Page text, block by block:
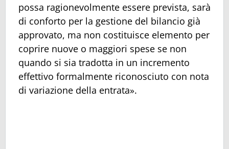
possa ragionevolmente essere prevista, sarà
di conforto per la gestione del bilancio già
approvato, ma non costituisce elemento per
coprire nuove o maggiori spese se non
quando si sia tradotta in un incremento
effettivo formalmente riconosciuto con nota
di variazione della entrata».